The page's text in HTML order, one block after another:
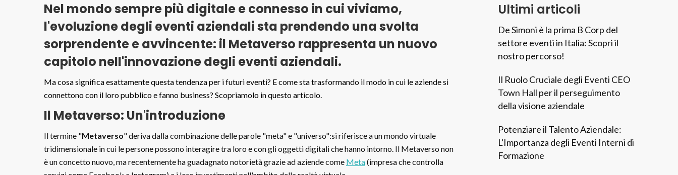
Nel mondo sempre più digitale e connesso in cui viviamo,
l'evoluzione degli eventi aziendali sta prendendo una svolta
sorprendente e avvincente: il Metaverso rappresenta un nuovo
capitolo nell'innovazione degli eventi aziendali.
Ma cosa significa esattamente questa tendenza per i futuri eventi? E come sta trasformando il modo in cui le aziende si
connettono con il loro pubblico e fanno business? Scopriamolo in questo articolo.
Il Metaverso: Un'introduzione
Il termine "Metaverso" deriva dalla combinazione delle parole "meta" e "universo":si riferisce a un mondo virtuale
tridimensionale in cui le persone possono interagire tra loro e con gli oggetti digitali che hanno intorno. Il Metaverso non
è un concetto nuovo, ma recentemente ha guadagnato notorietà grazie ad aziende come Meta(impresa che controlla
Ultimi articoli
De Simoni è la prima B Corp del
settore eventi in Italia: Scopri il
nostro percorso!
Il Ruolo Cruciale degli Eventi CEO
Town Hall per il perseguimento
della visione aziendale
Potenziare il Talento Aziendale:
L'Importanza degli Eventi Interni di
Formazione